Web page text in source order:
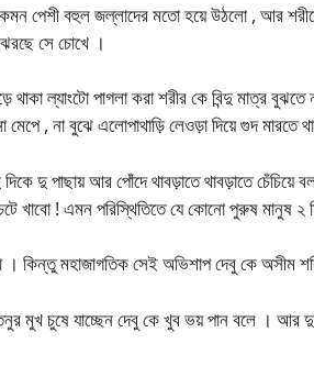
পেশী বহুল জল্লাদের মতো হয়ে উঠলো , আর
সে চোখে ।
ল্যাংটো পাগলা করা শরীর কে বিন্দু মাত্র বুঝতে
মেপে , না বুঝে এলোপাথাড়ি লেওড়া দিয়ে গুদ
দু পাছায় আর পোঁদে থাবড়াতে থাবড়াতে চেঁচিয়ে
খাবো ! এমন পরিস্থিতিতে যে কোনো পুরুষ মানুষ ২
। কিন্তু মহাজাগতিক সেই অভিশাপ দেবু কে অসীম
মুখ চুষে যাচ্ছেন দেবু কে খুব ভয় পান বলে । আর